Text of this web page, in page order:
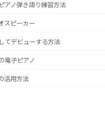
アノ弾き語り練習方法
スピーカー
てデビューする方法
電子ピアノ
活用方法